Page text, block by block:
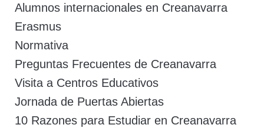
Alumnos internacionales en Creanavarra
Erasmus
Normativa
Preguntas Frecuentes de Creanavarra
Visita a Centros Educativos
Jornada de Puertas Abiertas
10 Razones para Estudiar en Creanavarra